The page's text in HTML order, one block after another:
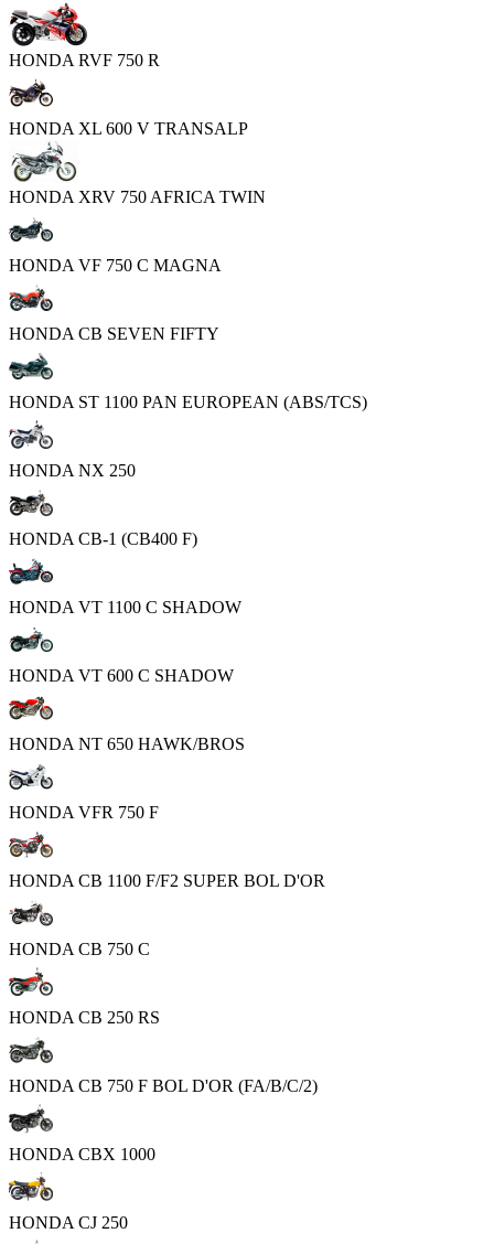
HONDA RVF 750 R
HONDA XL 600 V TRANSALP
HONDA XRV 750 AFRICA TWIN
HONDA VF 750 C MAGNA
HONDA CB SEVEN FIFTY
HONDA ST 1100 PAN EUROPEAN (ABS/TCS)
HONDA NX 250
HONDA CB-1 (CB400 F)
HONDA VT 1100 C SHADOW
HONDA VT 600 C SHADOW
HONDA NT 650 HAWK/BROS
HONDA VFR 750 F
HONDA CB 1100 F/F2 SUPER BOL D'OR
HONDA CB 750 C
HONDA CB 250 RS
HONDA CB 750 F BOL D'OR (FA/B/C/2)
HONDA CBX 1000
HONDA CJ 250